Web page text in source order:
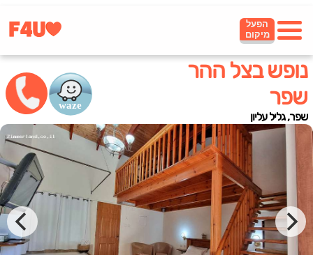
הפעל
מיקום
נופש בצל ההר
שפר
שפר, גליל עליון